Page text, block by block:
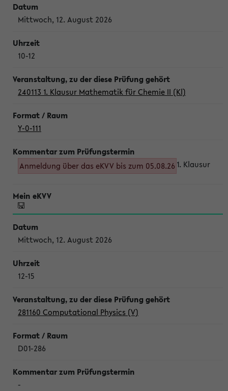
Mittwoch, 12. August 2026
10-12
240113 1. Klausur Mathematik für Chemie II (Kl)
Y-0-111
Anmeldung über das eKVV bis zum 05.08.26 1. Klausur
Mittwoch, 12. August 2026
12-15
281160 Computational Physics (V)
D01-286
-